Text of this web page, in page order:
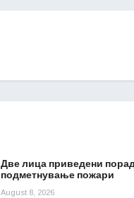
Две лица приведени
подметнување пожари
August 8, 2026